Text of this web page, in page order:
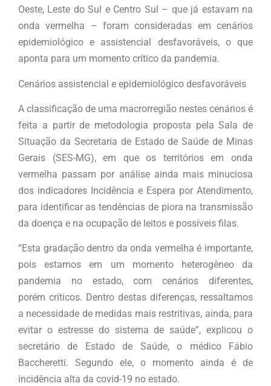
Oeste, Leste do Sul e Centro Sul – que já estavam na
onda vermelha – foram consideradas em cenários
epidemiológico e assistencial desfavoráveis, o que
aponta para um momento crítico da pandemia.
Cenários assistencial e epidemiológico desfavoráveis
A classificação de uma macrorregião nestes cenários é
feita a partir de metodologia proposta pela Sala de
Situação da Secretaria de Estado de Saúde de Minas
Gerais (SES-MG), em que os territórios em onda
vermelha passam por análise ainda mais minuciosa
dos indicadores Incidência e Espera por Atendimento,
para identificar as tendências de piora na transmissão
da doença e na ocupação de leitos e possíveis filas.
“Esta gradação dentro da onda vermelha é importante,
pois estamos em um momento heterogêneo da
pandemia no estado, com cenários diferentes,
porém críticos. Dentro destas diferenças, ressaltamos
a necessidade de medidas mais restritivas, ainda, para
evitar o estresse do sistema de saúde”, explicou o
secretário de Estado de Saúde, o médico Fábio
Baccheretti. Segundo ele, o momento ainda é de
incidência alta da covid-19 no estado.